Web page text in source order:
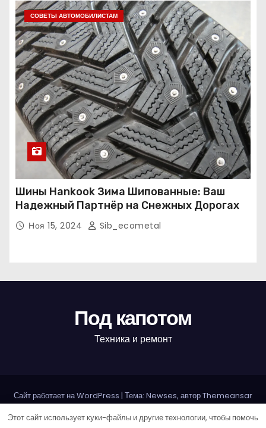
СОВЕТЫ АВТОМОБИЛИСТАМ
Шины Hankook Зима Шипованные: Ваш
Надежный Партнёр на Снежных Дорогах
Ноя 15, 2024 Sib_ecometal
Под капотом
Техника и ремонт
Сайт работает на WordPress | Тема: Newses, авторThemeansar
Home Авторам и правообладателям Карта сайта
Этот сайт использует куки-файлы и другие технологии, чтобы помочь